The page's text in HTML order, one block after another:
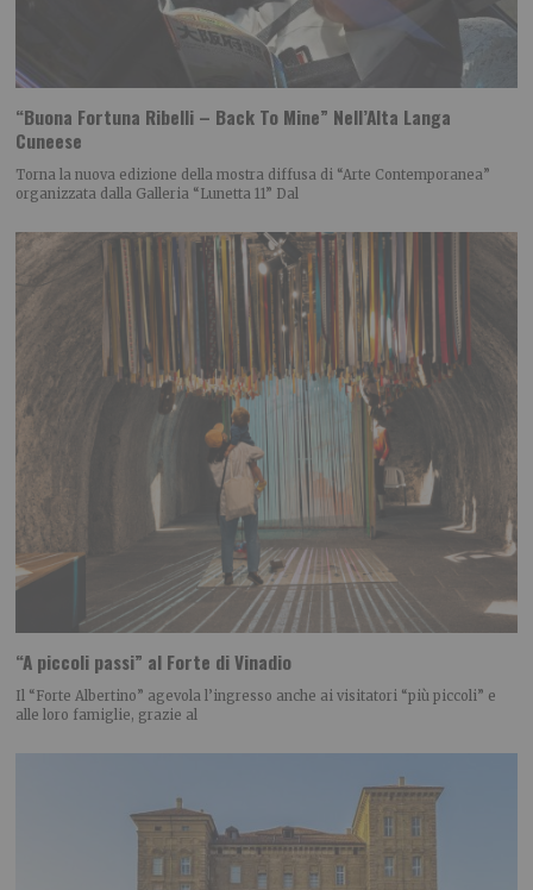
“Buona Fortuna Ribelli – Back To Mine” Nell’Alta Langa
Cuneese
Torna la nuova edizione della mostra diffusa di “Arte Contemporanea”
organizzata dalla Galleria “Lunetta 11” Dal
“A piccoli passi” al Forte di Vinadio
Il “Forte Albertino” agevola l’ingresso anche ai visitatori “più piccoli” e
alle loro famiglie, grazie al